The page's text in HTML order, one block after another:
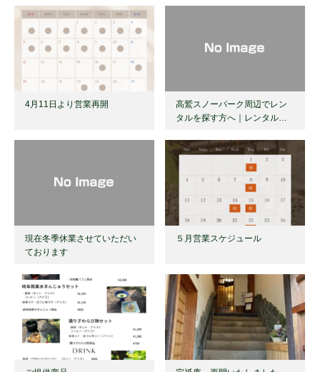
4月11日より営業再開
高鷲スノーパーク周辺でレン
タルを探す方へ｜レンタル…
現在冬季休業させていただい
ております
５月営業スケジュール